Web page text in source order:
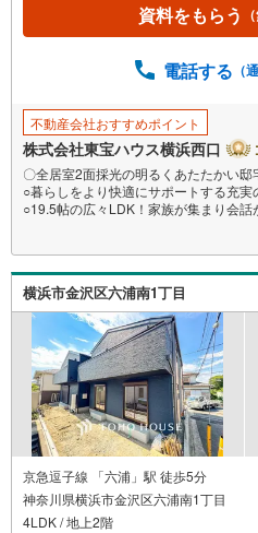
資料をもらう
電話する （
不動産会社おすすめポイント
株式会社東宝ハウス横浜西口
〇全居室2面採光の明るくあたたかい
○暮らしをより快適にサポートする充実
○19.5帖の広々LDK！家族が集まり会話
「Yahoo！ 不動産 物件ご成約キャンペ
「資料をもらう」「見学予約をする」
※必ずYahoo！ JAPAN IDでログインして
※PayPayボーナスライトは出金と譲渡
ら60日です。
ーーーーーーーーーーーーーーーーー
紹介金融機関/都市銀行
利率/年利 0.95％（変動金利）
※上記金利は 2026年8月時点 のもので
のものとなります。金利情勢により表
す。
ーーーーーーーーーーーーーーーーーー
横浜市金沢区六浦南1丁目
京急逗子線 「六浦」駅 徒歩5分
神奈川県横浜市金沢区六浦南1丁目
4LDK / 地上2階